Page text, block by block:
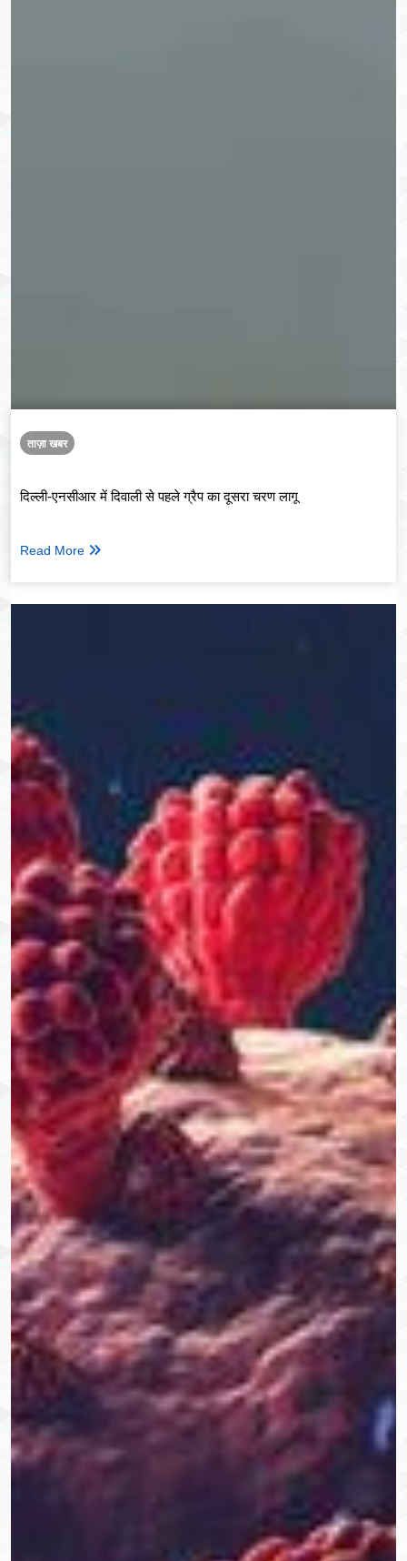
ताज़ा खबर
दिल्ली-एनसीआर में दिवाली से पहले ग्रैप का दूसरा चरण लागू
Read More